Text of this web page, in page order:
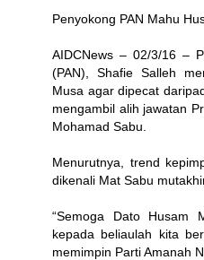
Penyokong PAN Mahu
AIDCNews – 02/3/16 –
(PAN), Shafie Salleh
Musa agar dipecat
mengambil alih jawatan
Mohamad Sabu.
Menurutnya, trend
dikenali Mat Sabu
“Semoga Dato Husam
kepada beliaulah kita
memimpin Parti Amanah